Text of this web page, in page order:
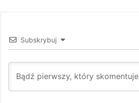
Subskrybuj